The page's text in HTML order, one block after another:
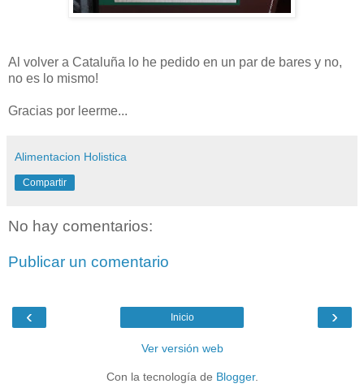
Al volver a Cataluña lo he pedido en un par de bares y no,
no es lo mismo!
Gracias por leerme...
Alimentacion Holistica
Compartir
No hay comentarios:
Publicar un comentario
‹ ›
Inicio
Ver versión web
Con la tecnología de Blogger.